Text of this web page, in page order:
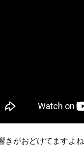
きがおどけてますよね